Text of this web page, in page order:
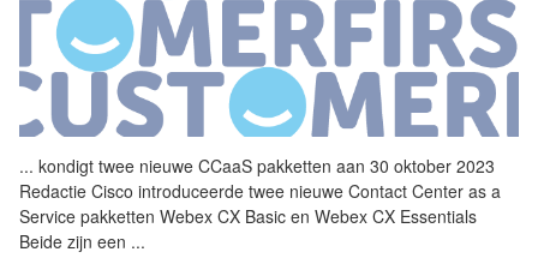
... kondigt twee nieuwe CCaaS pakketten aan 30 oktober 2023
Redactie Cisco introduceerde twee nieuwe Contact Center as a
Service pakketten Webex CX Basic en Webex CX Essentials
Beide zijn een ...